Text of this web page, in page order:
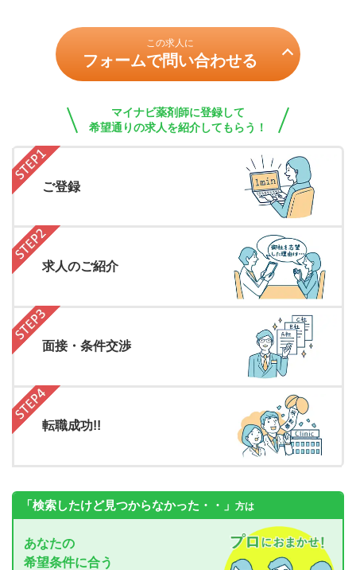
この求人に
フォームで問い合わせる
マイナビ薬剤師に登録して
希望通りの求人を紹介してもらう！
ご登録
求人のご紹介
面接・条件交渉
転職成功!!
「検索したけど見つからなかった・・」 方は
あなたの
希望条件に合う